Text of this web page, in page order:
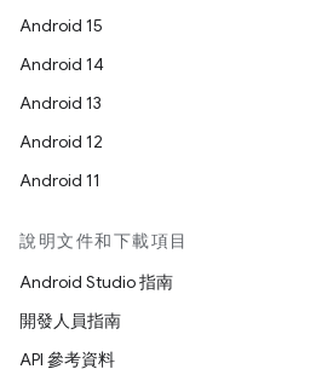
Android 15
Android 14
Android 13
Android 12
Android 11
說明文件和下載項目
Android Studio 指南
開發人員指南
API 參考資料